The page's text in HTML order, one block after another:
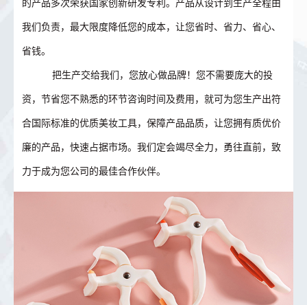
的产品多次荣获国家创新研发专利。产品从设计到生产全程由
我们负责，最大限度降低您的成本，让您省时、省力、省心、
省钱。
把生产交给我们，您放心做品牌！您不需要庞大的投
资，节省您不熟悉的环节咨询时间及费用，就可为您生产出符
合国际标准的优质美妆工具，保障产品品质，让您拥有质优价
廉的产品，快速占据市场。我们定会竭尽全力，勇往直前，致
力于成为您公司的最佳合作伙伴。